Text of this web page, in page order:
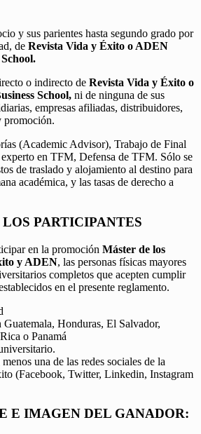
y sus parientes hasta segundo grado por
de Revista Vida y Éxito o ADEN
o indirecto de Revista Vida y Éxito o
School, ni de ninguna de sus
empresas afiliadas, distribuidores,
promoción.
(Academic Advisor), Trabajo de Final
en TFM, Defensa de TFM. Sólo se
de traslado y alojamiento al destino para
académica, y las tasas de derecho a
PARTICIPANTES
en la promoción Máster de los
y ADEN, las personas físicas mayores
completos que acepten cumplir
en el presente reglamento.
Guatemala, Honduras, El Salvador,
o Panamá
una de las redes sociales de la
(Facebook, Twitter, Linkedin, Instagram
E IMAGEN DEL GANADOR: